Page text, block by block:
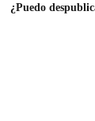
¿Puedo